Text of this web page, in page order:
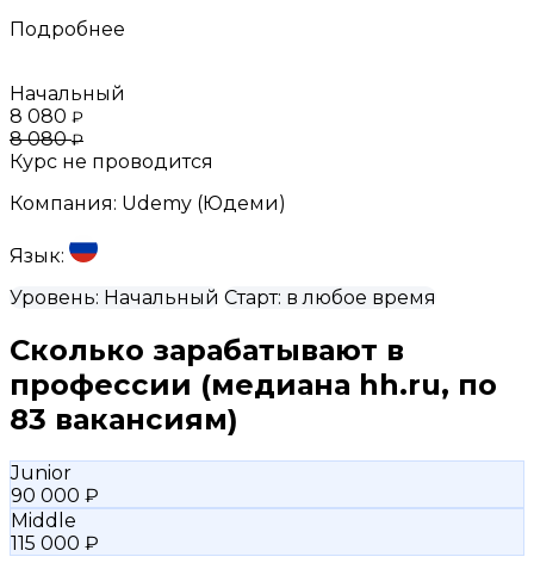
Подробнее
Начальный
8 080 ₽
8 080₽
Курс не проводится
Компания: Udemy (Юдеми)
Язык:
Уровень: Начальный Старт: в любое время
Сколько зарабатывают в
профессии (медиана hh.ru, по
83 вакансиям)
Junior
90 000 ₽
Middle
115 000 ₽